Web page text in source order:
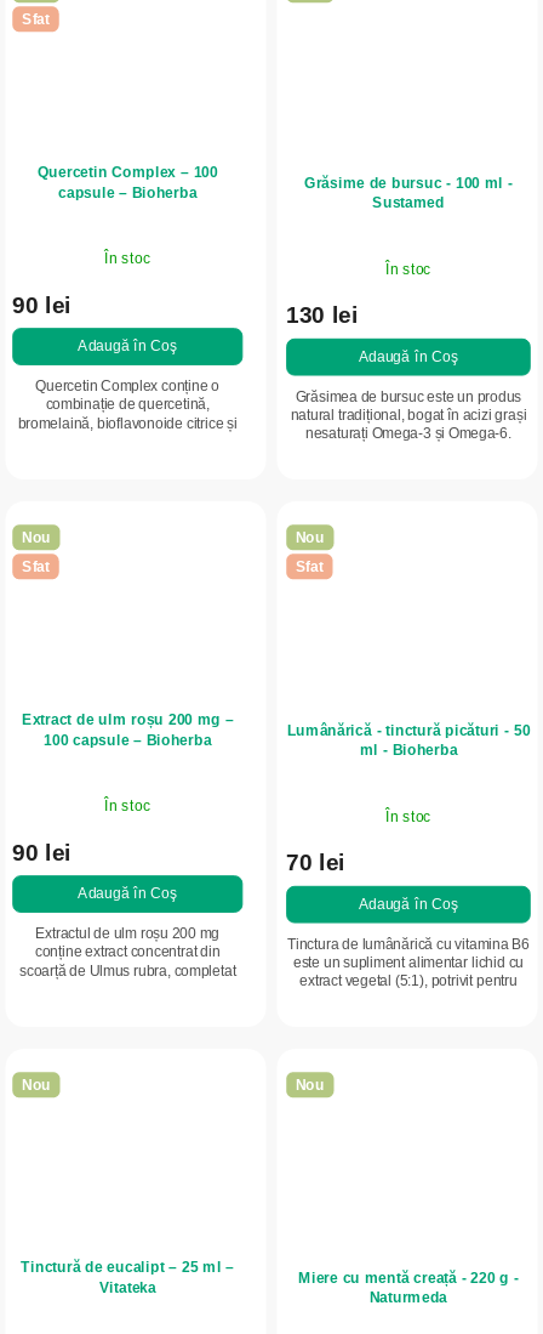
Sfat
Quercetin Complex – 100
capsule – Bioherba
În stoc
90 lei
Adaugă în Coş
Quercetin Complex conține o
combinație de quercetină,
bromelaină, bioflavonoide citrice și
Grăsime de bursuc - 100 ml -
Sustamed
În stoc
130 lei
Adaugă în Coş
Grăsimea de bursuc este un produs
natural tradițional, bogat în acizi grași
nesaturați Omega-3 și Omega-6.
Nou
Sfat
Extract de ulm roșu 200 mg –
100 capsule – Bioherba
În stoc
90 lei
Adaugă în Coş
Extractul de ulm roșu 200 mg
conține extract concentrat din
scoarță de Ulmus rubra, completat
Nou
Sfat
Lumânărică - tinctură picături - 50
ml - Bioherba
În stoc
70 lei
Adaugă în Coş
Tinctura de lumânărică cu vitamina B6
este un supliment alimentar lichid cu
extract vegetal (5:1), potrivit pentru
Nou
Tinctură de eucalipt – 25 ml –
Vitateka
Nou
Miere cu mentă creață - 220 g -
Naturmeda